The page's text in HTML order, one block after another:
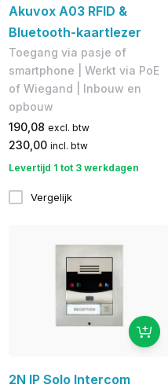
Akuvox A03 RFID &
Bluetooth-kaartlezer
Toegang via pasje of
smartphone | Werkt via PoE
of Wiegand | Inbouw en
opbouw
190,08 excl. btw
230,00 incl. btw
Levertijd 1 tot 3 werkdagen
Vergelijk
2N IP Solo Intercom